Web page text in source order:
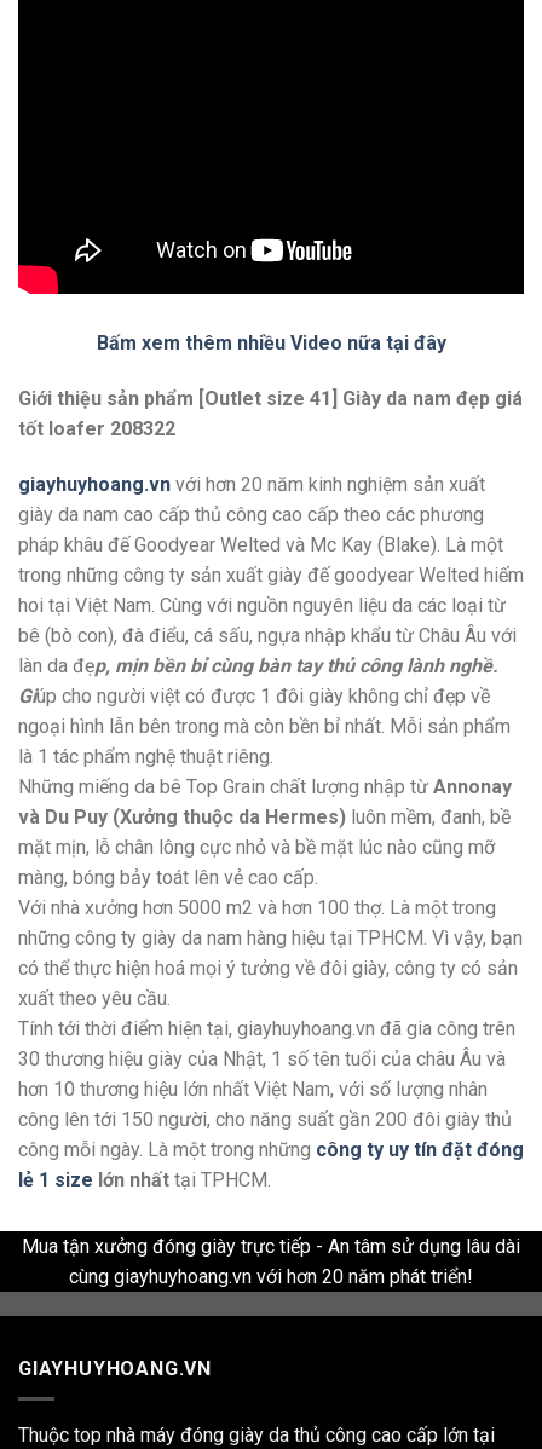
Bấm xem thêm nhiều Video nữa tại đây
Giới thiệu sản phẩm [Outlet size 41] Giày da nam đẹp giá
tốt loafer 208322
giayhuyhoang.vn với hơn 20 năm kinh nghiệm sản xuất
giày da nam cao cấp thủ công cao cấp theo các phương
pháp khâu đế Goodyear Welted và Mc Kay (Blake). Là một
trong những công ty sản xuất giày đế goodyear Welted hiếm
hoi tại Việt Nam. Cùng với nguồn nguyên liệu da các loại từ
bê (bò con), đà điểu, cá sấu, ngựa nhập khẩu từ Châu Âu với
làn da đẹp, mịn bền bỉ cùng bàn tay thủ công lành nghề.
Giúp cho người việt có được 1 đôi giày không chỉ đẹp về
ngoại hình lẫn bên trong mà còn bền bỉ nhất. Mỗi sản phẩm
là 1 tác phẩm nghệ thuật riêng.
Những miếng da bê Top Grain chất lượng nhập từ Annonay
và Du Puy (Xưởng thuộc da Hermes) luôn mềm, đanh, bề
mặt mịn, lỗ chân lông cực nhỏ và bề mặt lúc nào cũng mỡ
màng, bóng bảy toát lên vẻ cao cấp.
Với nhà xưởng hơn 5000 m2 và hơn 100 thợ. Là một trong
những công ty giày da nam hàng hiệu tại TPHCM. Vì vậy, bạn
có thể thực hiện hoá mọi ý tưởng về đôi giày, công ty có sản
xuất theo yêu cầu.
Tính tới thời điểm hiện tại, giayhuyhoang.vn đã gia công trên
30 thương hiệu giày của Nhật, 1 số tên tuổi của châu Âu và
hơn 10 thương hiệu lớn nhất Việt Nam, với số lượng nhân
công lên tới 150 người, cho năng suất gần 200 đôi giày thủ
công mỗi ngày. Là một trong những công ty uy tín đặt đóng
lẻ 1 size lớn nhất tại TPHCM.
Mua tận xưởng đóng giày trực tiếp - An tâm sử dụng lâu dài
cùng giayhuyhoang.vn với hơn 20 năm phát triển!
GIAYHUYHOANG.VN
Thuộc top nhà máy đóng giày da thủ công cao cấp lớn tại